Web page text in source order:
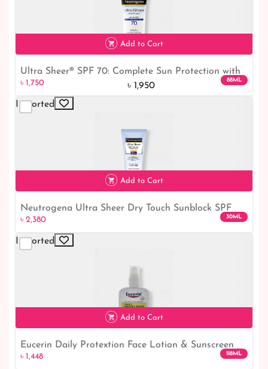
৳ 1,85010% off
৳ 1,75010% off
Add to Cart
Ultra Sheer® SPF 70: Complete Sun Protection with
Dry-Touch Finish
৳ 1,750 ৳ 1,950
88ML
Imported
৳ 2,380
Add to Cart
Neutrogena Ultra Sheer Dry Touch Sunblock SPF
50+
৳ 2,380 30ML
Imported
Add to Cart
Eucerin Daily Protextion Face Lotion & Sunscreen
SPF 30 Light 118ml
৳ 1,448 118ML